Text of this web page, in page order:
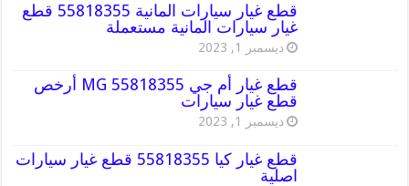
قطع غيار سيارات المانية 55818355 قطع
غيار سيارات المانية مستعملة
ديسمبر 1, 2023
قطع غيار أم جي MG 55818355 أرخص
قطع غيار سيارات
ديسمبر 1, 2023
قطع غيار كيا 55818355 قطع غيار سيارات
اصلية